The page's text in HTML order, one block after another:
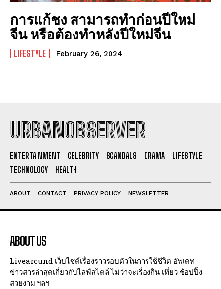
I've read and accept the
การแก้ชง สามารถทำก่อนปีใหม่
จีน หรือต้องทำหลังปีใหม่จีน
LIFESTYLE February 26, 2024
URBANOBSERVER
ENTERTAINMENT CELEBRITY SCANDALS DRAMA
LIFESTYLE
TECHNOLOGY
HEALTH
ABOUT CONTACT PRIVACY POLICY NEWSLETTER
ABOUT US
Livearound เว็บไซต์เรื่องราวรอบตัวในการใช้ชีวิต อัพเดท
ข่าวสารล่าสุดเกี่ยวกับไลฟ์สไตล์ ไม่ว่าจะเรื่องกิน เที่ยว ช้อปปิ้ง
สวยงาม ฯลฯ